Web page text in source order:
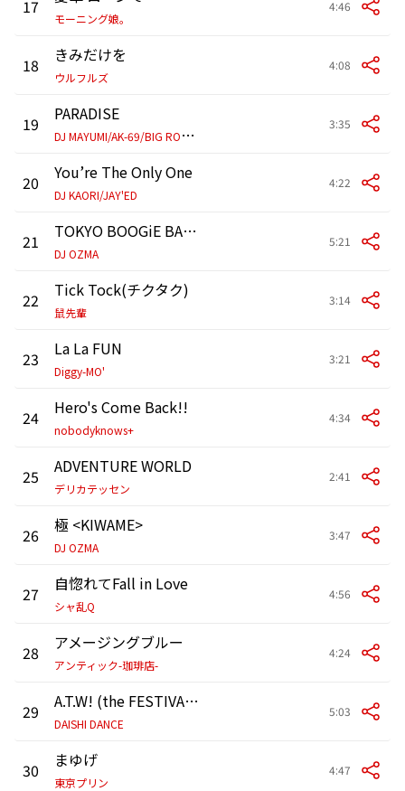
17
モーニング娘。
4:46
18 きみだけを
ウルフルズ
4:08
19
PARADISE
D
J MAYUMI/AK-69/BIG RON/JAY'ED
3:35
20 You’re The Only One
DJ KAORI/JAY'ED
4:22
21 TOKYO BOOGiE BACK
DJ OZMA
5:21
22 Tick Tock(チクタク)
鼠先輩
3:14
23 La La FUN
Diggy-MO'
3:21
24 Hero's Come Back!!
nobodyknows+
4:34
25 ADVENTURE WORLD
デリカテッセン
2:41
26 極 <KIWAME>
DJ OZMA
3:47
27 自惚れてFall in Love
シャ乱Q
4:56
28 アメージングブルー
アンティック-珈琲店-
4:24
29 A.T.W! (the FESTIVAL set) feat. GILLE × SHINJI TAKEDA
DAISHI DANCE
5:03
30 まゆげ
東京プリン
4:47